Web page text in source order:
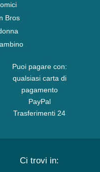
Bros
Puoi pagare con:
qualsiasi carta di
pagamento
PayPal
Trasferimenti 24
Ci trovi in: